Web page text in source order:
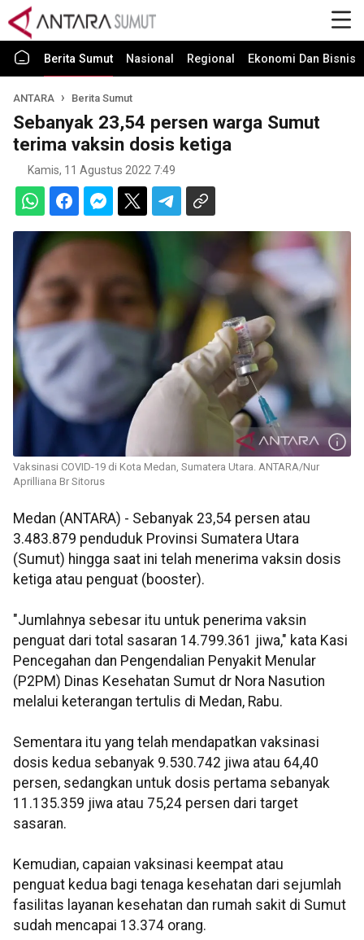
Berita Sumut Nasional Regional Ekonomi Dan Bisnis
ANTARA Berita Sumut
Sebanyak 23,54 persen warga Sumut
terima vaksin dosis ketiga
Kamis, 11 Agustus 2022 7:49
Vaksinasi COVID-19 di Kota Medan, Sumatera Utara. ANTARA/Nur
Aprilliana Br Sitorus
Medan (ANTARA) - Sebanyak 23,54 persen atau
3.483.879 penduduk Provinsi Sumatera Utara
(Sumut) hingga saat ini telah menerima vaksin dosis
ketiga atau penguat (booster).
"Jumlahnya sebesar itu untuk penerima vaksin
penguat dari total sasaran 14.799.361 jiwa," kata Kasi
Pencegahan dan Pengendalian Penyakit Menular
(P2PM) Dinas Kesehatan Sumut dr Nora Nasution
melalui keterangan tertulis di Medan, Rabu.
Sementara itu yang telah mendapatkan vaksinasi
dosis kedua sebanyak 9.530.742 jiwa atau 64,40
persen, sedangkan untuk dosis pertama sebanyak
11.135.359 jiwa atau 75,24 persen dari target
sasaran.
Kemudian, capaian vaksinasi keempat atau
penguat kedua bagi tenaga kesehatan dari sejumlah
fasilitas layanan kesehatan dan rumah sakit di Sumut
sudah mencapai 13.374 orang.